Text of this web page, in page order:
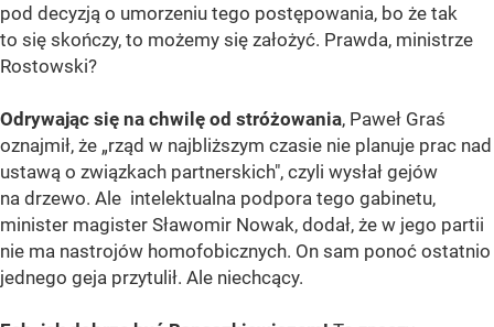
pod decyzją o umorzeniu tego postępowania, bo że tak
to się skończy, to możemy się założyć. Prawda, ministrze
Rostowski?
Odrywając się na chwilę od stróżowania, Paweł Graś
oznajmił, że „rząd w najbliższym czasie nie planuje prac nad
ustawą o związkach partnerskich", czyli wysłał gejów
na drzewo. Ale intelektualna podpora tego gabinetu,
minister magister Sławomir Nowak, dodał, że w jego partii
nie ma nastrojów homofobicznych. On sam ponoć ostatnio
jednego geja przytulił. Ale niechcący.